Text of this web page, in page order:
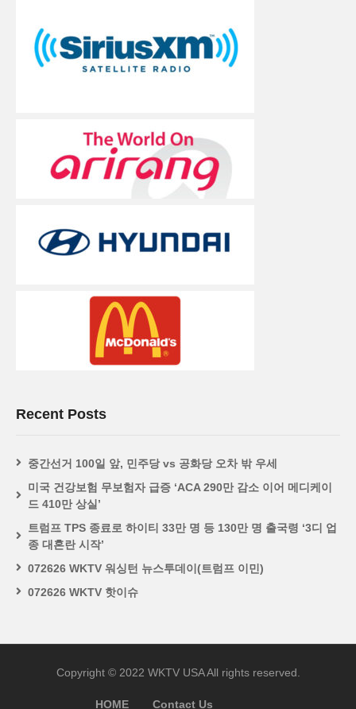
Recent Posts
중간선거 100일 앞, 민주당 vs 공화당 오차 밖 우세
미국 건강보험 무보험자 급증 ‘ACA 290만 감소 이어 메디케이
드 410만 상실’
트럼프 TPS 종료로 하이티 33만 명 등 130만 명 출국령 ‘3디 업
종 대혼란 시작’
072626 WKTV 워싱턴 뉴스투데이(트럼프 이민)
072626 WKTV 핫이슈
Copyright © 2022 WKTV USA All rights reserved.
HOME Contact Us